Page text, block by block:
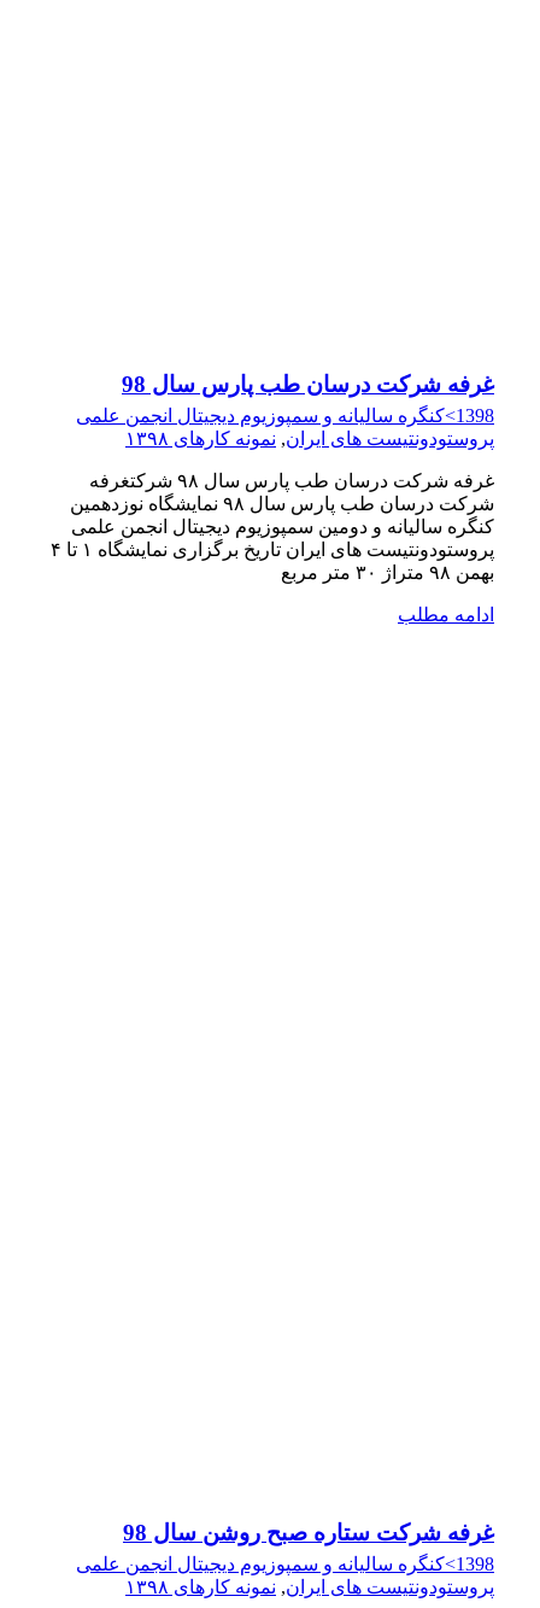
غرفه شرکت درسان طب پارس سال 98
1398>کنگره سالیانه و سمپوزیوم دیجیتال انجمن علمی
پروستودونتیست های ایران, نمونه کارهای ۱۳۹۸
غرفه شرکت درسان طب پارس سال ۹۸ شرکتغرفه
شرکت درسان طب پارس سال ۹۸ نمایشگاه نوزدهمین
کنگره سالیانه و دومین سمپوزیوم دیجیتال انجمن علمی
پروستودونتیست های ایران تاریخ برگزاری نمایشگاه ۱ تا ۴
بهمن ۹۸ متراژ ۳۰ متر مربع
ادامه مطلب
غرفه شرکت ستاره صبح روشن سال 98
1398>کنگره سالیانه و سمپوزیوم دیجیتال انجمن علمی
پروستودونتیست های ایران, نمونه کارهای ۱۳۹۸